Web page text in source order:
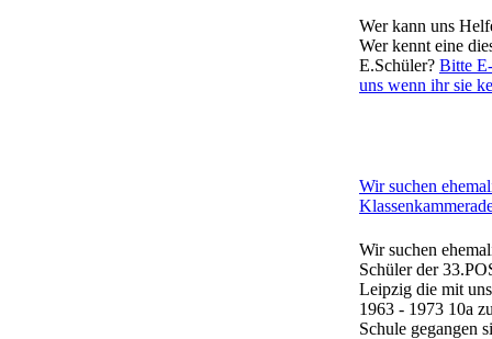
Wer kann uns
Wer kennt eine
E.Schüler? Bitte
uns wenn ihr sie
Wir suchen
Wir suchen
Schüler der
Leipzig die mit
1963 - 1973 10a
Schule gegangen